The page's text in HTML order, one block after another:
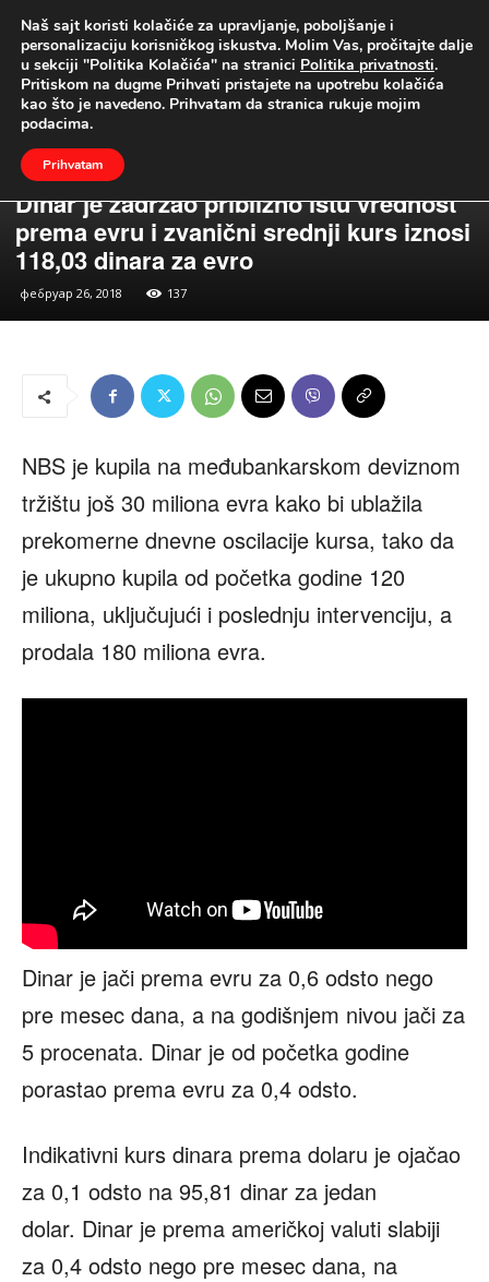
UŽIVO
Naslovna Vesti Ekonomija
Vesti Ekonomija
Dinar je zadržao približno istu vrednost
prema evru i zvanični srednji kurs iznosi
118,03 dinara za evro
фебруар 26, 2018 137
NBS je kupila na međubankarskom deviznom
tržištu još 30 miliona evra kako bi ublažila
prekomerne dnevne oscilacije kursa, tako da
je ukupno kupila od početka godine 120
miliona, uključujući i poslednju intervenciju, a
prodala 180 miliona evra.
Dinar je jači prema evru za 0,6 odsto nego
pre mesec dana, a na godišnjem nivou jači za
5 procenata. Dinar je od početka godine
porastao prema evru za 0,4 odsto.
Indikativni kurs dinara prema dolaru je ojačao
za 0,1 odsto na 95,81 dinar za jedan
dolar. Dinar je prema američkoj valuti slabiji
za 0,4 odsto nego pre mesec dana, na
Naš sajt koristi kolačiće za upravljanje, poboljšanje i
personalizaciju korisničkog iskustva. Molim Vas, pročitajte dalje
u sekciji "Politika Kolačića" na stranici Politika privatnosti.
Pritiskom na dugme Prihvati pristajete na upotrebu kolačića
kao što je navedeno. Prihvatam da stranica rukuje mojim
podacima.
Prihvatam